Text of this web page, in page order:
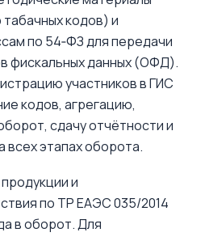
кодов) и
по 54‑ФЗ для передачи
фискальных данных (ОФД).
участников в ГИС
кодов, агрегацию,
сдачу отчётности и
всех этапах оборота.
и
по ТР ЕАЭС 035/2014
в оборот. Для